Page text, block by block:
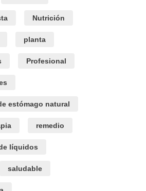
Nutrición
planta
Profesional
estómago natural
remedio
líquidos
saludable